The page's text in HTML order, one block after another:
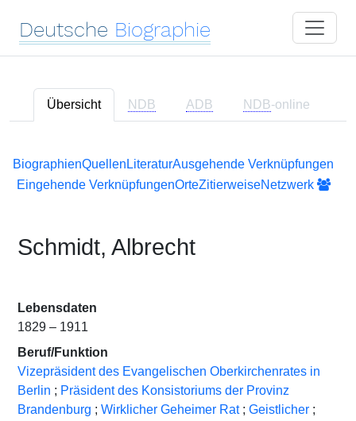
Deutsche Biographie
Übersicht NDB ADB NDB-online
BiographienQuellen LiteraturAusgehende Verknüpfungen
Eingehende VerknüpfungenOrteZitierweiseNetzwerk
Schmidt, Albrecht
Lebensdaten
1829 – 1911
Beruf/Funktion
Vizepräsident des Evangelischen Oberkirchenrates in
Berlin ; Präsident des Konsistoriums der Provinz
Brandenburg ; Wirklicher Geheimer Rat ; Geistlicher ;